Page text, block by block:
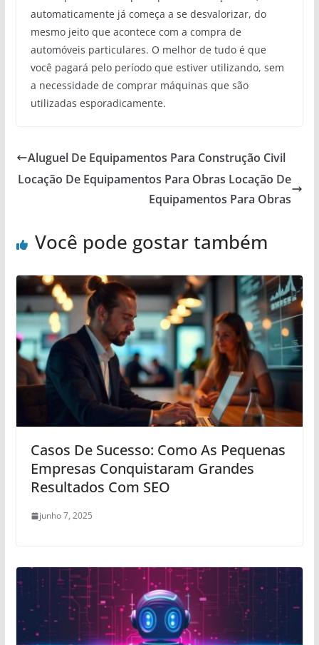
automaticamente já começa a se desvalorizar, do
mesmo jeito que acontece com a compra de
automóveis particulares. O melhor de tudo é que
você pagará pelo período que estiver utilizando, sem
a necessidade de comprar máquinas que são
utilizadas esporadicamente.
Aluguel De Equipamentos Para Construção Civil
Locação De Equipamentos Para Obras Locação De
Equipamentos Para Obras
Você pode gostar também
Casos De Sucesso: Como As Pequenas
Empresas Conquistaram Grandes
Resultados Com SEO
junho 7, 2025